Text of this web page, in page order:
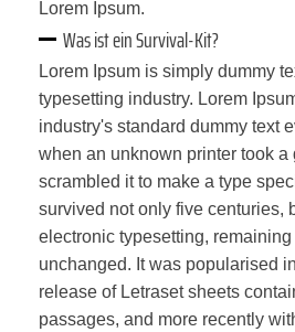
Lorem Ipsum.
Was ist ein Survival-Kit?
Lorem Ipsum is simply dummy
typesetting industry. Lorem
industry's standard dummy text
when an unknown printer took a
scrambled it to make a type
survived not only five centuries,
electronic typesetting,
unchanged. It was popularised
release of Letraset sheets
passages, and more recently